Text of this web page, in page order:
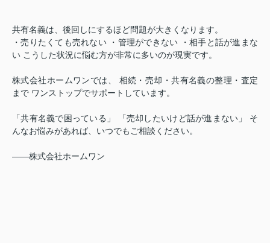
共有名義は、後回しにするほど問題が大きくなります。
・売りたくても売れない ・管理ができない ・相手と話が進まな
い こうした状況に悩む方が非常に多いのが現実です。
株式会社ホームワンでは、 相続・売却・共有名義の整理・査定
まで ワンストップでサポートしています。
「共有名義で困っている」 「売却したいけど話が進まない」 そ
んなお悩みがあれば、いつでもご相談ください。
――株式会社ホームワン